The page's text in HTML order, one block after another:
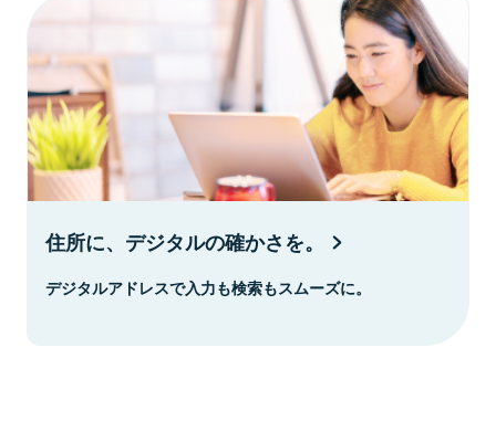
住所に、デジタルの確かさを。
デジタルアドレスで入力も検索もスムーズに。